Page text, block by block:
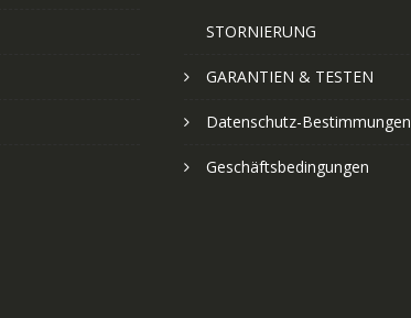
STORNIERUNG
GARANTIEN & TESTEN
Datenschutz-Bestimmungen
Geschäftsbedingungen